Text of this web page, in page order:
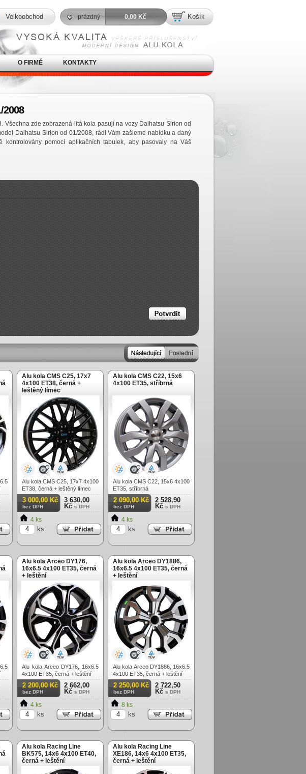
2008
zde zobrazená litá kola pasují na vozy Daihatsu Sirion od
Daihatsu Sirion od 01/2008, rádi Vám zašleme nabídku a daný
pomocí aplikačních tabulek, aby pasovaly na Váš
Alu kola CMS C25, 17x7
4x100 ET38, černá +
leštěný límec
Alu kola CMS C25, 17x7 4x100
ET38, černá + leštěný límec
3 000,00 Kč
bez DPH
3 630,00
Kč s DPH
4 ks
ks
Alu kola CMS C22, 15x6
4x100 ET35, stříbrná
Alu kola CMS C22, 15x6 4x100
ET35, stříbrná
2 090,00 Kč
bez DPH
2 528,90
Kč s DPH
4 ks
ks
Alu kola Arceo DY176,
16x6.5 4x100 ET35, černá
+ leštění
Alu kola Arceo DY176, 16x6.5
4x100 ET35, černá + leštění
2 200,00 Kč
bez DPH
2 662,00
Kč s DPH
4 ks
ks
Alu kola Arceo DY1886,
16x6.5 4x100 ET35, černá
+ leštění
Alu kola Arceo DY1886, 16x6.5
4x100 ET35, černá + leštění
2 250,00 Kč
bez DPH
2 722,50
Kč s DPH
8 ks
ks
Alu kola Racing Line
BK575, 14x6 4x100 ET40,
černá + leštění
Alu kola Racing Line
XE186, 14x6 4x100 ET35,
černá + leštění
O FIRMĚ KONTAKTY
Košík
prázdný 0,00 Kč
Velkoobchod